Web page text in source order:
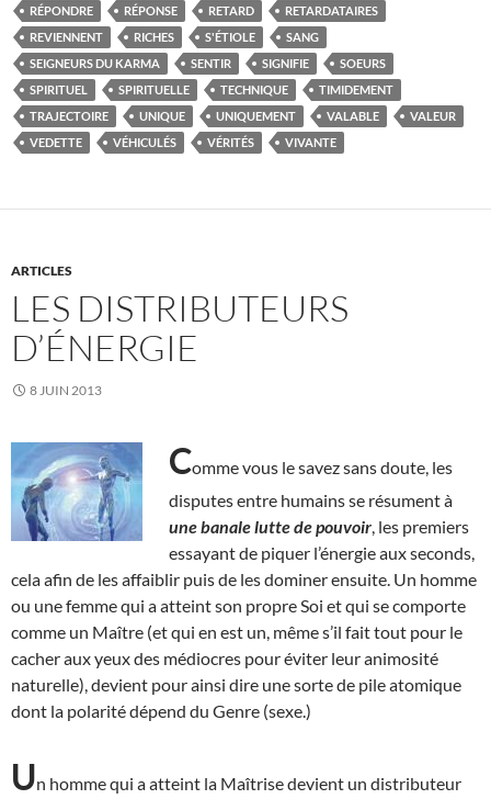
RÉPONDRE
RÉPONSE RETARD
RETARDATAIRES
REVIENNENT
RICHES S'ÉTIOLE
SANG
SEIGNEURS DU KARMA
SENTIR SIGNIFIE
SOEURS
SPIRITUEL
SPIRITUELLE TECHNIQUE
TIMIDEMENT
TRAJECTOIRE
UNIQUE UNIQUEMENT VALABLE
VALEUR
VEDETTE
VÉHICULÉS VÉRITÉS VIVANTE
ARTICLES
LES DISTRIBUTEURS
D’ÉNERGIE
8 JUIN 2013
Comme vous le savez sans doute, les
disputes entre humains se résument à
une banale lutte de pouvoir , les premiers
essayant de piquer l’énergie aux seconds,
cela afin de les affaiblir puis de les dominer ensuite. Un homme
ou une femme qui a atteint son propre Soi et qui se comporte
comme un Maître (et qui en est un, même s’il fait tout pour le
cacher aux yeux des médiocres pour éviter leur animosité
naturelle), devient pour ainsi dire une sorte de pile atomique
dont la polarité dépend du Genre (sexe.)
Un homme qui a atteint la Maîtrise devient un distributeur